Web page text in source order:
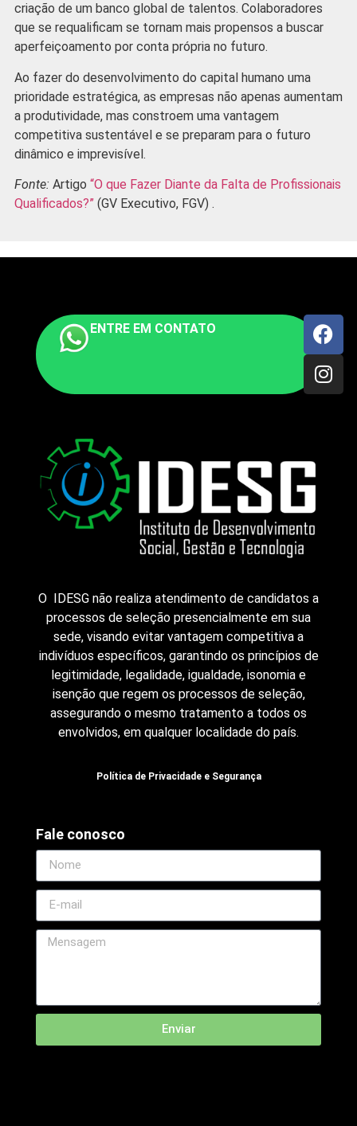
criação de um banco global de talentos. Colaboradores
que se requalificam se tornam mais propensos a buscar
aperfeiçoamento por conta própria no futuro.
Ao fazer do desenvolvimento do capital humano uma
prioridade estratégica, as empresas não apenas aumentam
a produtividade, mas constroem uma vantagem
competitiva sustentável e se preparam para o futuro
dinâmico e imprevisível.
Fonte:Artigo “O que Fazer Diante da Falta de Profissionais
Qualificados?”(GV Executivo, FGV) .
ENTRE EM CONTATO
O IDESG não realiza atendimento de candidatos a
processos de seleção presencialmente em sua
sede, visando evitar vantagem competitiva a
indivíduos específicos, garantindo os princípios de
legitimidade, legalidade, igualdade, isonomia e
isenção que regem os processos de seleção,
assegurando o mesmo tratamento a todos os
envolvidos, em qualquer localidade do país.
Política de Privacidade e Segurança
Fale conosco
Enviar